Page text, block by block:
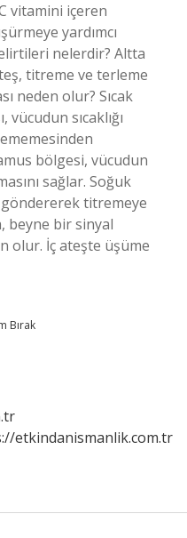
vitamini içeren
yardımcı
nelerdir? Altta
titreme ve terleme
neden olur? Sıcak
vücudun sıcaklığı
bölgesi, vücudun
sağlar. Soğuk
titremeye
beyne bir sinyal
olur. İç ateşte üşüme
Bırak
etkindanismanlik.com.tr